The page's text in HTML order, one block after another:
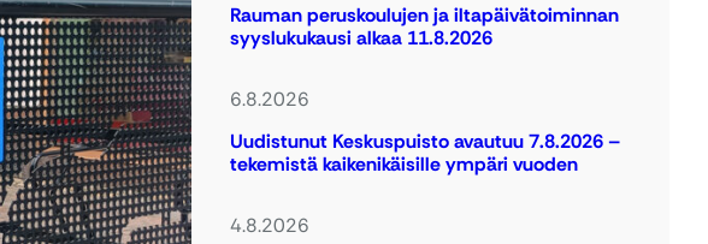
Rauman peruskoulujen ja iltapäivätoiminnan
syyslukukausi alkaa 11.8.2026
6.8.2026
Uudistunut Keskuspuisto avautuu 7.8.2026 –
tekemistä kaikenikäisille ympäri vuoden
4.8.2026